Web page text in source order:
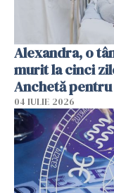
Alexandra, o
murit la cinci
Anchetă
04 IULIE 2026